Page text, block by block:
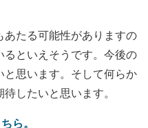
たる可能性がありますの
といえそうです。今後の
思います。そして何らか
したいと思います。
ら。